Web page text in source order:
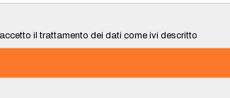
il trattamento dei dati come ivi descritto